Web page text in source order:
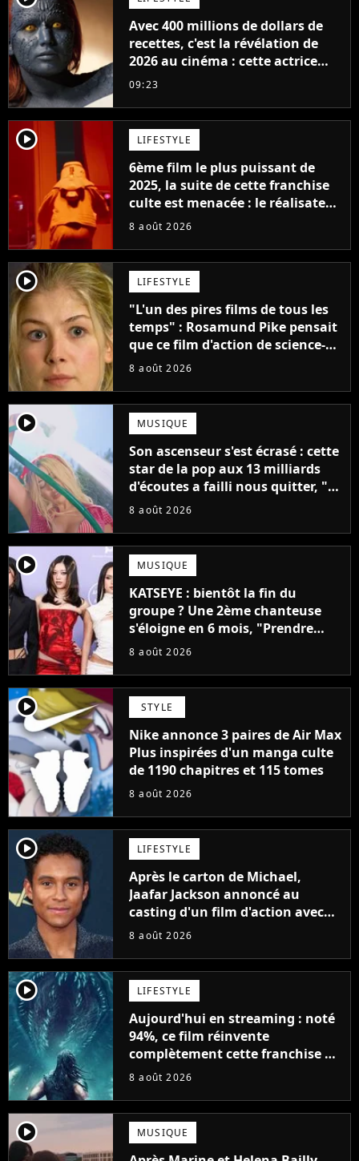
Avec 400 millions de dollars de
recettes, c'est la révélation de
2026 au cinéma : cette actrice
adorée prête à remplacer
09:23
player2 LIFESTYLE
6ème film le plus puissant de
2025, la suite de cette franchise
culte est menacée : le réalisateur
claque la porte pour "différends
8 août 2026
player2 LIFESTYLE
"L'un des pires films de tous les
temps" : Rosamund Pike pensait
que ce film d'action de science-
fiction avec Dwayne Johnson
8 août 2026
player2 MUSIQUE
Son ascenseur s'est écrasé : cette
star de la pop aux 13 milliards
d'écoutes a failli nous quitter, "Je
pensais ne plus jamais chanter"
8 août 2026
player2 MUSIQUE
KATSEYE : bientôt la fin du
groupe ? Une 2ème chanteuse
s'éloigne en 6 mois, "Prendre
cette décision n’a pas été facile"
8 août 2026
player2 STYLE
Nike annonce 3 paires de Air Max
Plus inspirées d'un manga culte
de 1190 chapitres et 115 tomes
8 août 2026
player2 LIFESTYLE
Après le carton de Michael,
Jaafar Jackson annoncé au
casting d'un film d'action avec
Will Smith
8 août 2026
player2 LIFESTYLE
Aujourd'hui en streaming : noté
94%, ce film réinvente
complètement cette franchise de
science-fiction vieille de 40 ans
8 août 2026
player2 MUSIQUE